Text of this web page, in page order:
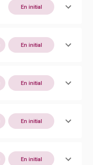
En initial
En initial
En initial
En initial
En initial